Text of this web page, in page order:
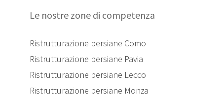
Le nostre zone di competenza
Ristrutturazione persiane Como
Ristrutturazione persiane Pavia
Ristrutturazione persiane Lecco
Ristrutturazione persiane Monza